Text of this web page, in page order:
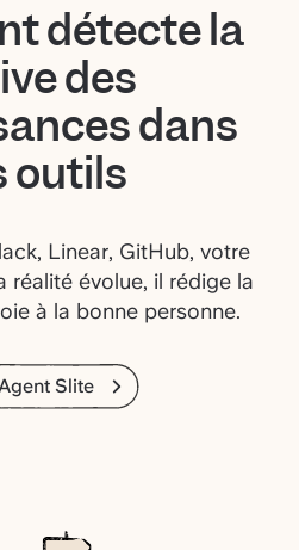
détecte la
des
dans
outils
Linear, GitHub, votre
réalité évolue, il rédige la
à la bonne personne.
Slite